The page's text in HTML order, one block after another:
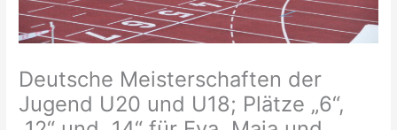
Deutsche Meisterschaften der
Jugend U20 und U18; Plätze „6“,